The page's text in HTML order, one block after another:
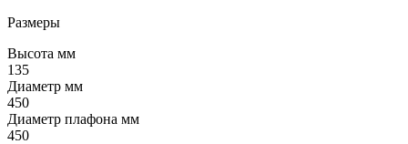
Размеры
Высота мм
135
Диаметр мм
450
Диаметр плафона мм
450